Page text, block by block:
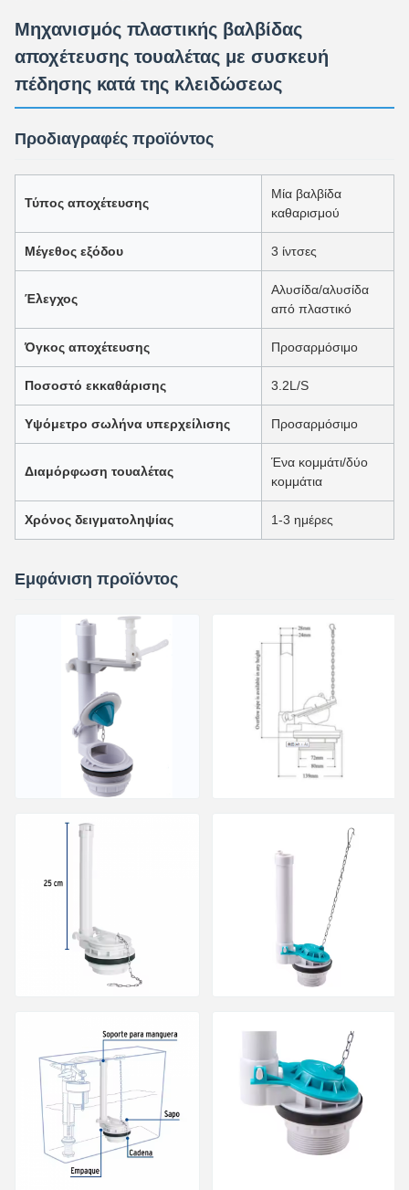
Μηχανισμός πλαστικής βαλβίδας
αποχέτευσης τουαλέτας με συσκευή
πέδησης κατά της κλειδώσεως
Προδιαγραφές προϊόντος
Τύπος αποχέτευσης
Μία βαλβίδα
καθαρισμού
Μέγεθος εξόδου 3 ίντσες
Έλεγχος
Αλυσίδα/αλυσίδα
από πλαστικό
Όγκος αποχέτευσης Προσαρμόσιμο
Ποσοστό εκκαθάρισης 3.2L/S
Υψόμετρο σωλήνα υπερχείλισης Προσαρμόσιμο
Διαμόρφωση τουαλέτας
Ένα κομμάτι/δύο
κομμάτια
Χρόνος δειγματοληψίας 1-3 ημέρες
Εμφάνιση προϊόντος